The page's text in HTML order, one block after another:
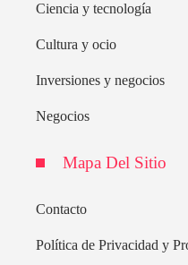
Ciencia y tecnología
Cultura y ocio
Inversiones y negocios
Negocios
Mapa Del Sitio
Contacto
Política de Privacidad y